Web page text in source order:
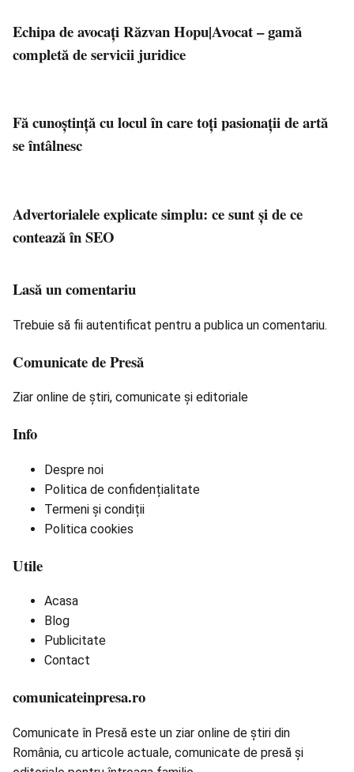
Echipa de avocați Răzvan Hopu|Avocat – gamă
completă de servicii juridice
Fă cunoștință cu locul în care toți pasionații de artă
se întâlnesc
Advertorialele explicate simplu: ce sunt și de ce
contează în SEO
Lasă un comentariu
Trebuie să fii autentificat pentru a publica un comentariu.
Comunicate de Presă
Ziar online de știri, comunicate și editoriale
Info
Despre noi
Politica de confidențialitate
Termeni și condiții
Politica cookies
Utile
Acasa
Blog
Publicitate
Contact
comunicateinpresa.ro
Comunicate în Presă este un ziar online de știri din
România, cu articole actuale, comunicate de presă și